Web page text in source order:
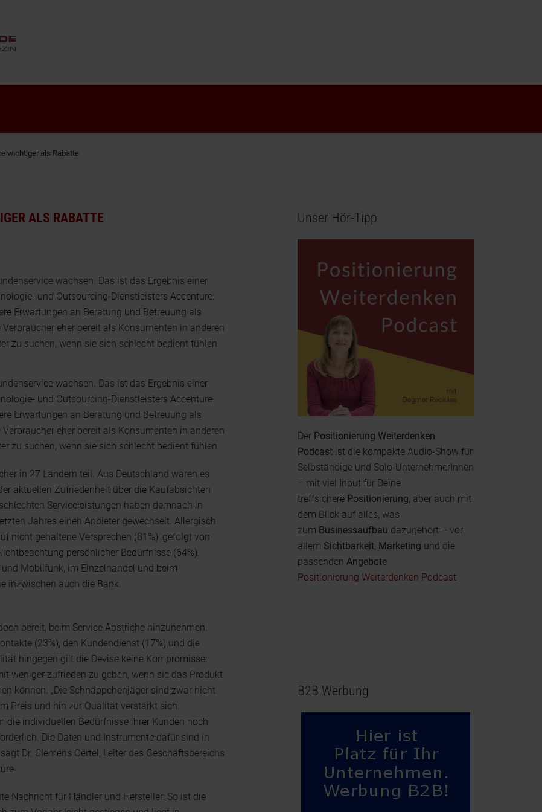
wichtiger als Rabatte
ALS RABATTE
wachsen. Das ist das Ergebnis einer
und Outsourcing-Dienstleisters Accenture.
Erwartungen an Beratung und Betreuung als
eher bereit als Konsumenten in anderen
zu suchen, wenn sie sich schlecht bedient fühlen.
wachsen. Das ist das Ergebnis einer
und Outsourcing-Dienstleisters Accenture.
Erwartungen an Beratung und Betreuung als
eher bereit als Konsumenten in anderen
zu suchen, wenn sie sich schlecht bedient fühlen.
in 27 Ländern teil. Aus Deutschland waren es
aktuellen Zufriedenheit über die Kaufabsichten
Serviceleistungen haben demnach in
Jahres einen Anbieter gewechselt. Allergisch
nicht gehaltene Versprechen (81%), gefolgt von
persönlicher Bedürfnisse (64%).
Mobilfunk, im Einzelhandel und beim
inzwischen auch die Bank.
bereit, beim Service Abstriche hinzunehmen.
(23%), den Kundendienst (17%) und die
hingegen gilt die Devise keine Kompromisse:
weniger zufrieden zu geben, wenn sie das Produkt
können. „Die Schnäppchenjäger sind zwar nicht
Preis und hin zur Qualität verstärkt sich.
die individuellen Bedürfnisse ihrer Kunden noch
Die Daten und Instrumente dafür sind in
Dr. Clemens Oertel, Leiter des Geschäftsbereichs
Nachricht für Händler und Hersteller: So ist die
Unser Hör-Tipp
Der Positionierung Weiterdenken
Podcastist die kompakte Audio-Show für
Selbständige und Solo-UnternehmerInnen
– mit viel Input für Deine
treffsichere Positionierung, aber auch mit
dem Blick auf alles, was
zum Businessaufbau dazugehört – vor
allem Sichtbarkeit, Marketing und die
passenden Angebote
Positionierung Weiterdenken Podcast
B2B Werbung